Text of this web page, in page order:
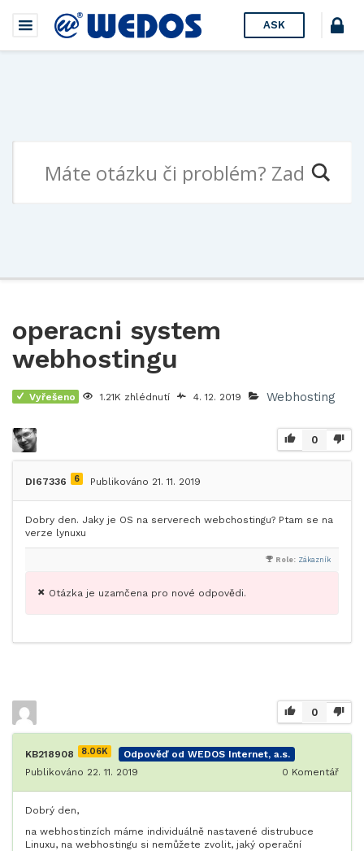
ASK
operacni system
webhostingu
Vyřešeno 1.21K zhlédnutí 4. 12. 2019 Webhosting
0
DI67336 6 Publikováno 21. 11. 2019
Dobry den. Jaky je OS na serverech webchostingu? Ptam se na
verze lynuxu
Role: Zákazník
Otázka je uzamčena pro nové odpovědi.
0
KB218908 8.06K
Odpověď od WEDOS Internet, a.s.
Publikováno 22. 11. 2019
0 Komentář
Dobrý den,
na webhostinzích máme individuálně nastavené distrubuce
Linuxu, na webhostingu si nemůžete zvolit, jaký operační